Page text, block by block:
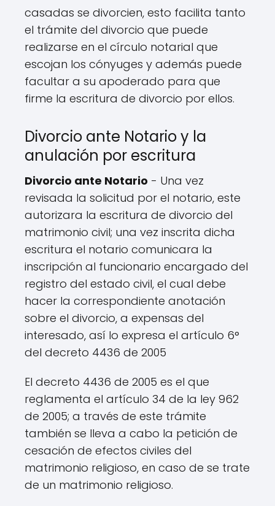
casadas se divorcien, esto facilita tanto
el trámite del divorcio que puede
realizarse en el círculo notarial que
escojan los cónyuges y además puede
facultar a su apoderado para que
firme la escritura de divorcio por ellos.
Divorcio ante Notario y la
anulación por escritura
Divorcio ante Notario - Una vez
revisada la solicitud por el notario, este
autorizara la escritura de divorcio del
matrimonio civil; una vez inscrita dicha
escritura el notario comunicara la
inscripción al funcionario encargado del
registro del estado civil, el cual debe
hacer la correspondiente anotación
sobre el divorcio, a expensas del
interesado, así lo expresa el artículo 6°
del decreto 4436 de 2005
El decreto 4436 de 2005 es el que
reglamenta el artículo 34 de la ley 962
de 2005; a través de este trámite
también se lleva a cabo la petición de
cesación de efectos civiles del
matrimonio religioso, en caso de se trate
de un matrimonio religioso.